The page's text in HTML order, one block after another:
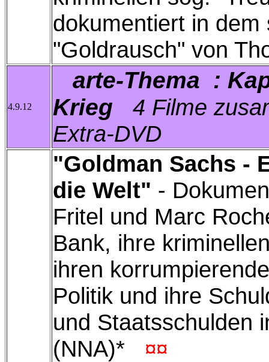
dokumentiert in
"Goldrausch" von
4.9.12
arte-Thema :
Krieg 4 Filme
Extra-DVD
"Goldman Sachs -
die Welt" -
Fritel und Marc
Bank, ihre
ihren
Politik und ihre
und Staatsschulden
(NNA)* ¤¤